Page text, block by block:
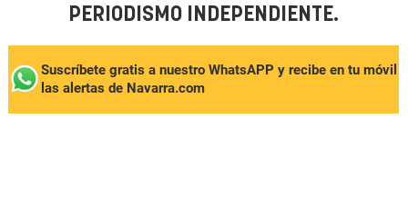
PERIODISMO INDEPENDIENTE.
Suscríbete gratis a nuestro WhatsAPP y recibe en tu móvil
las alertas de Navarra.com